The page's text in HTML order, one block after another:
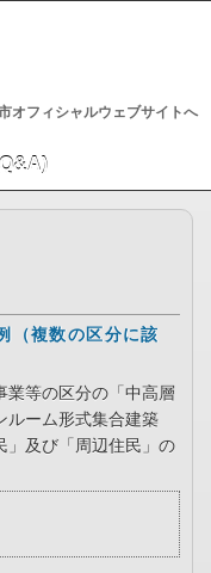
オフィシャルウェブサイトへ
（複数の区分に該
業等の区分の「中高層
ルーム形式集合建築
」及び「周辺住民」の